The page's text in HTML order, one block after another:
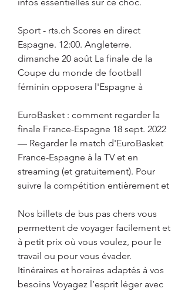
infos essentielles sur ce choc.
Sport - rts.ch Scores en direct
Espagne. 12:00. Angleterre.
dimanche 20 août La finale de la
Coupe du monde de football
féminin opposera l'Espagne à
EuroBasket : comment regarder la
finale France-Espagne 18 sept. 2022
— Regarder le match d'EuroBasket
France-Espagne à la TV et en
streaming (et gratuitement). Pour
suivre la compétition entièrement et
Nos billets de bus pas chers vous
permettent de voyager facilement et
à petit prix où vous voulez, pour le
travail ou pour vous évader.
Itinéraires et horaires adaptés à vos
besoins Voyagez l’esprit léger avec